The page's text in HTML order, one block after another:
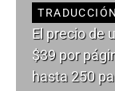
El precio de
$39 por
hasta 250